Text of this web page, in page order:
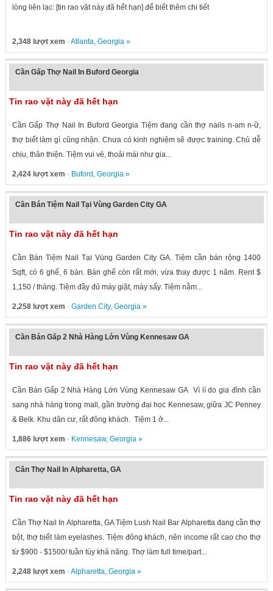
lòng liên lạc: [tin rao vặt này đã hết hạn] để biết thêm chi tiết
2,348 lượt xem · Atlanta, Georgia»
Cần Gấp Thợ Nail In Buford Georgia
Tin rao vặt này đã hết hạn
Cần Gấp Thợ Nail In Buford Georgia Tiệm đang cần thợ nails n-am n-ữ,
thợ biết làm gì cũng nhận. Chưa có kinh nghiệm sẽ được training. Chủ dễ
chịu, thân thiện. Tiệm vui vẻ, thoải mái như gia...
2,424 lượt xem · Buford , Georgia»
Cần Bán Tiệm Nail Tại Vùng Garden City GA
Tin rao vặt này đã hết hạn
Cần Bán Tiệm Nail Tại Vùng Garden City GA. Tiệm cần bán rộng 1400
Sqft, có 6 ghế, 6 bàn. Bàn ghế còn rất mới, vừa thay được 1 năm. Rent $
1,150 / tháng. Tiệm đầy đủ máy giặt, máy sấy. Tiệm nằm...
2,258 lượt xem · Garden City, Georgia»
Cần Bán Gấp 2 Nhà Hàng Lớn Vùng Kennesaw GA
Tin rao vặt này đã hết hạn
Cần Bán Gấp 2 Nhà Hàng Lớn Vùng Kennesaw GA Vì lí do gia đình cần
sang nhà hàng trong mall, gần trường đại học Kennesaw, giữa JC Penney
& Belk. Khu dân cư, rất đông khách. Tiệm 1 ở...
1,886 lượt xem · Kennesaw, Georgia»
Cần Thợ Nail In Alpharetta, GA
Tin rao vặt này đã hết hạn
Cần Thợ Nail In Alpharetta, GA Tiệm Lush Nail Bar Alpharetta đang cần thợ
bột, thợ biết làm eyelashes. Tiệm đông khách, nên income rất cao cho thợ
từ $900 - $1500/ tuần tùy khả năng. Thợ làm full time/part...
2,248 lượt xem · Alpharetta, Georgia»